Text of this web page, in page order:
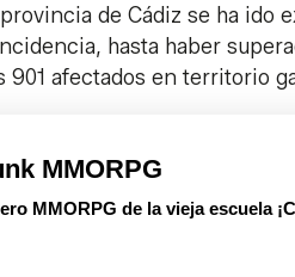
de Cádiz se ha ido
hasta haber
901 afectados en territorio
MMORPG
MMORPG de la vieja escuela